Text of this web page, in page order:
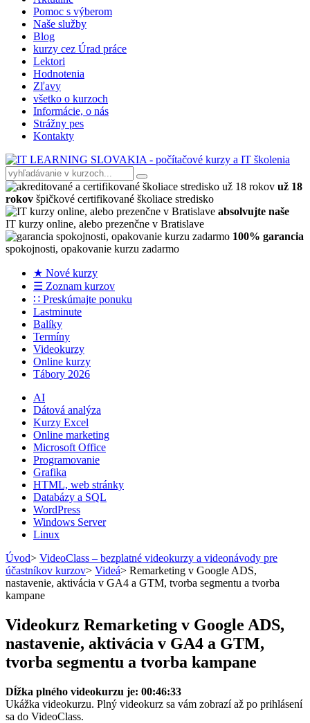
Pomoc s výberom
Naše služby
Blog
kurzy cez Úrad práce
Lektori
Hodnotenia
Zľavy
všetko o kurzoch
Informácie, o nás
Strážny pes
Kontakty
už 18
rokov špičkové certifikované školiace stredisko
absolvujte naše
IT kurzy online, alebo prezenčne v Bratislave
100% garancia
spokojnosti, opakovanie kurzu zadarmo
★ Nové kurzy
☰ Zoznam kurzov
∷ Preskúmajte ponuku
Lastminute
Balíky
Termíny
Videokurzy
Online kurzy
Tábory 2026
AI
Dátová analýza
Kurzy Excel
Online marketing
Microsoft Office
Programovanie
Grafika
HTML, web stránky
Databázy a SQL
WordPress
Windows Server
Linux
Úvod> VideoClass – bezplatné videokurzy a videonávody pre
účastníkov kurzov> Videá> Remarketing v Google ADS,
nastavenie, aktivácia v GA4 a GTM, tvorba segmentu a tvorba
kampane
Videokurz Remarketing v Google ADS,
nastavenie, aktivácia v GA4 a GTM,
tvorba segmentu a tvorba kampane
Dĺžka plného videokurzu je: 00:46:33
Ukážka videokurzu. Plný videokurz sa vám zobrazí až po prihlásení
sa do VideoClass.